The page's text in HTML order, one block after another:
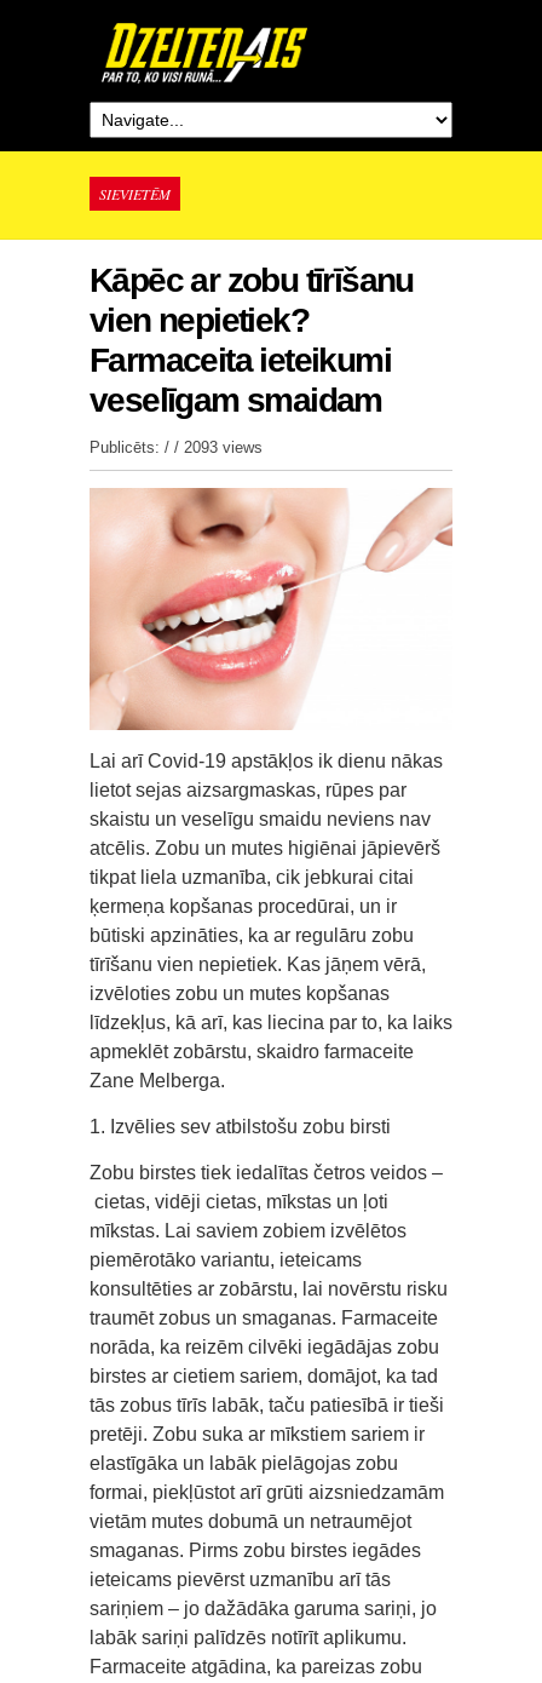
SIEVIETĒM
Kāpēc ar zobu tīrīšanu
vien nepietiek?
Farmaceita ieteikumi
veselīgam smaidam
Publicēts: / / 2093 views
Lai arī Covid-19 apstākļos ik dienu nākas
lietot sejas aizsargmaskas, rūpes par
skaistu un veselīgu smaidu neviens nav
atcēlis. Zobu un mutes higiēnai jāpievērš
tikpat liela uzmanība, cik jebkurai citai
ķermeņa kopšanas procedūrai, un ir
būtiski apzināties, ka ar regulāru zobu
tīrīšanu vien nepietiek. Kas jāņem vērā,
izvēloties zobu un mutes kopšanas
līdzekļus, kā arī, kas liecina par to, ka laiks
apmeklēt zobārstu, skaidro farmaceite
Zane Melberga.
1. Izvēlies sev atbilstošu zobu birsti
Zobu birstes tiek iedalītas četros veidos –
cietas, vidēji cietas, mīkstas un ļoti
mīkstas. Lai saviem zobiem izvēlētos
piemērotāko variantu, ieteicams
konsultēties ar zobārstu, lai novērstu risku
traumēt zobus un smaganas. Farmaceite
norāda, ka reizēm cilvēki iegādājas zobu
birstes ar cietiem sariem, domājot, ka tad
tās zobus tīrīs labāk, taču patiesībā ir tieši
pretēji. Zobu suka ar mīkstiem sariem ir
elastīgāka un labāk pielāgojas zobu
formai, piekļūstot arī grūti aizsniedzamām
vietām mutes dobumā un netraumējot
smaganas. Pirms zobu birstes iegādes
ieteicams pievērst uzmanību arī tās
sariņiem – jo dažādāka garuma sariņi, jo
labāk sariņi palīdzēs notīrīt aplikumu.
Farmaceite atgādina, ka pareizas zobu